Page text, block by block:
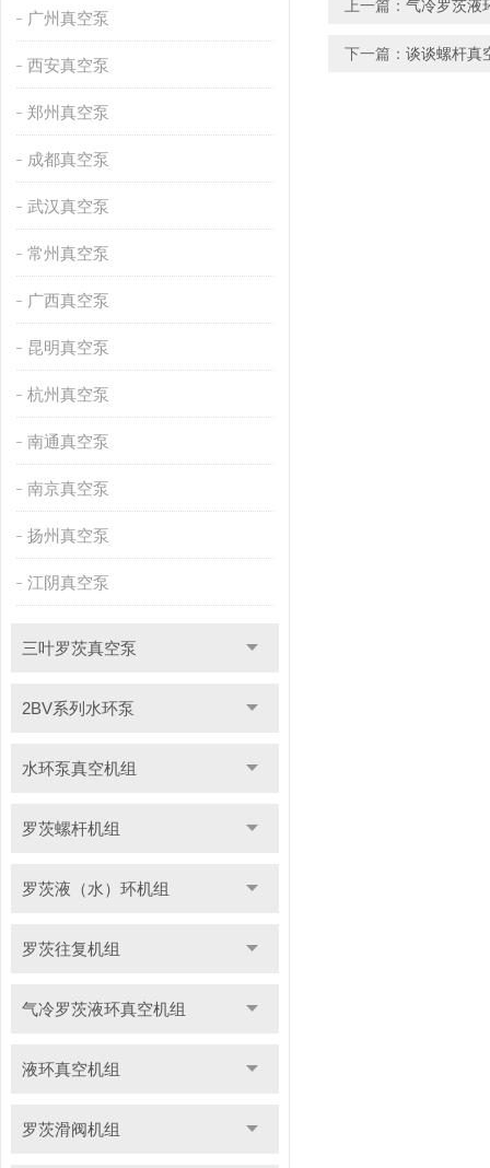
广州真空泵
西安真空泵
郑州真空泵
成都真空泵
武汉真空泵
常州真空泵
广西真空泵
昆明真空泵
杭州真空泵
南通真空泵
南京真空泵
扬州真空泵
江阴真空泵
三叶罗茨真空泵
2BV系列水环泵
水环泵真空机组
罗茨螺杆机组
罗茨液（水）环机组
罗茨往复机组
气冷罗茨液环真空机组
液环真空机组
罗茨滑阀机组
上一篇： 气冷罗茨液
下一篇： 谈谈螺杆真